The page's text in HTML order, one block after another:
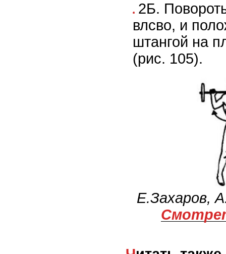
2Б.
влсво, и
штангой на
(рис. 105).
Е.Захаров,